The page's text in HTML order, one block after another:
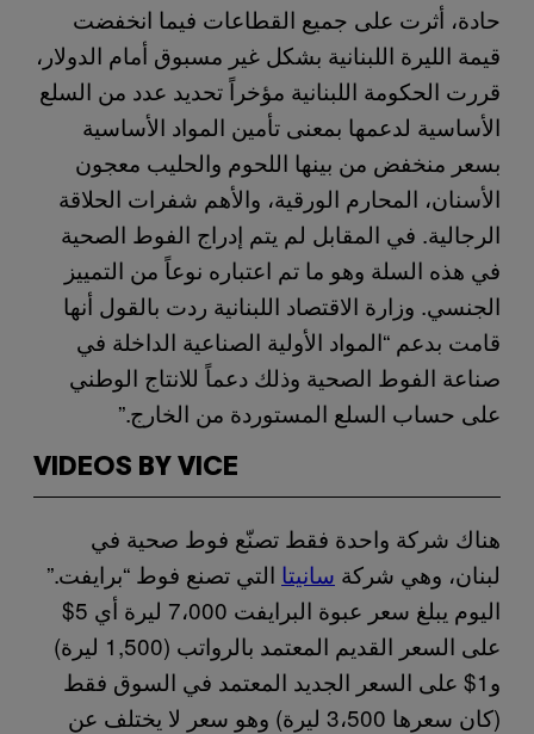
حادة، أثرت على جميع القطاعات فيما انخفضت
قيمة الليرة اللبنانية بشكل غير مسبوق أمام الدولار،
قررت الحكومة اللبنانية مؤخراً تحديد عدد من السلع
الأساسية لدعمها بمعنى تأمين المواد الأساسية
بسعر منخفض من بينها اللحوم والحليب معجون
الأسنان، المحارم الورقية، والأهم شفرات الحلاقة
الرجالية. في المقابل لم يتم إدراج الفوط الصحية
في هذه السلة وهو ما تم اعتباره نوعاً من التمييز
الجنسي. وزارة الاقتصاد اللبنانية ردت بالقول أنها
قامت بدعم “المواد الأولية الصناعية الداخلة في
صناعة الفوط الصحية وذلك دعماً للانتاج الوطني
على حساب السلع المستوردة من الخارج.”
VIDEOS BY VICE
هناك شركة واحدة فقط تصنّع فوط صحية في
لبنان، وهي شركة سانيتا التي تصنع فوط “برايفت.”
اليوم يبلغ سعر عبوة البرايفت 7،000 ليرة أي 5$
على السعر القديم المعتمد بالرواتب (1,500 ليرة)
و1$ على السعر الجديد المعتمد في السوق فقط
(كان سعرها 3،500 ليرة) وهو سعر لا يختلف عن